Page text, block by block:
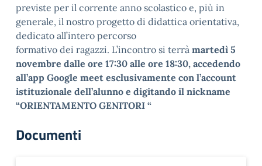
previste per il corrente anno scolastico e, più in
generale, il nostro progetto di didattica orientativa,
dedicato all’intero percorso
formativo dei ragazzi. L’incontro si terrà martedì 5
novembre dalle ore 17:30 alle ore 18:30, accedendo
all’app Google meet esclusivamente con l’account
istituzionale dell’alunno e digitando il nickname
“ORIENTAMENTO GENITORI “
Documenti